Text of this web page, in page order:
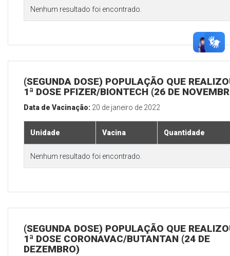
Nenhum resultado foi encontrado.
(SEGUNDA DOSE) POPULAÇÃO QUE
1ª DOSE PFIZER/BIONTECH (26 DE
Data de Vacinação: 20 de janeiro de 2022
Unidade Vacina Quantidade
Nenhum resultado foi encontrado.
(SEGUNDA DOSE) POPULAÇÃO QUE
1ª DOSE CORONAVAC/BUTANTAN (24 DE
DEZEMBRO)